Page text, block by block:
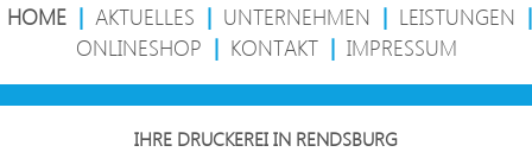
HOME | AKTUELLES | UNTERNEHMEN | LEISTUNGEN |
ONLINESHOP | KONTAKT | IMPRESSUM
IHRE DRUCKEREI IN RENDSBURG